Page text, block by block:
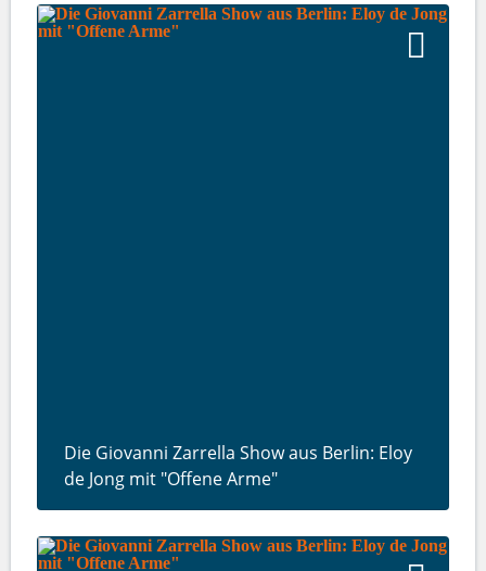
Die Giovanni Zarrella Show aus Berlin: Eloy
de Jong mit "Offene Arme"